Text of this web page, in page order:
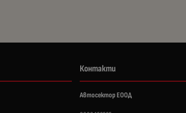
Контакти
Автосектор ЕООД